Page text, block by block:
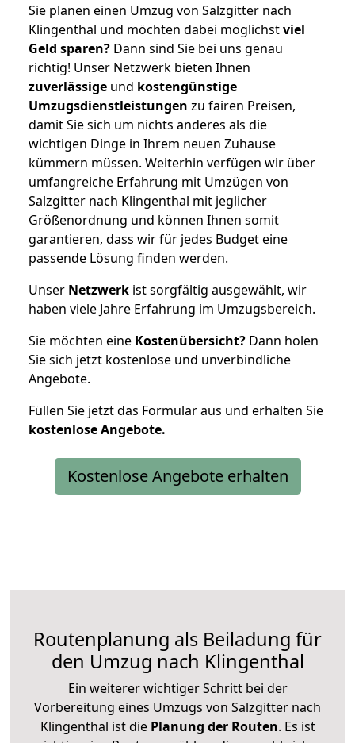
Sie planen einen Umzug von Salzgitter nach
Klingenthal und möchten dabei möglichstviel
Geld sparen? Dann sind Sie bei uns genau
richtig! Unser Netzwerk bieten Ihnen
zuverlässige und kostengünstige
Umzugsdienstleistungen zu fairen Preisen,
damit Sie sich um nichts anderes als die
wichtigen Dinge in Ihrem neuen Zuhause
kümmern müssen. Weiterhin verfügen wir über
umfangreiche Erfahrung mit Umzügen von
Salzgitter nach Klingenthal mit jeglicher
Größenordnung und können Ihnen somit
garantieren, dass wir für jedes Budget eine
passende Lösung finden werden.
Unser Netzwerk ist sorgfältig ausgewählt, wir
haben viele Jahre Erfahrung im Umzugsbereich.
Sie möchten eine Kostenübersicht? Dann holen
Sie sich jetzt kostenlose und unverbindliche
Angebote.
Füllen Sie jetzt das Formular aus und erhalten Sie
kostenloseAngebote.
Kostenlose Angebote erhalten
Routenplanung als Beiladung für
den Umzug nach Klingenthal
Ein weiterer wichtiger Schritt bei der
Vorbereitung eines Umzugs von Salzgitter nach
Klingenthal ist diePlanung der Routen. Es ist